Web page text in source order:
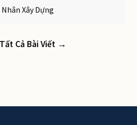
Xây Dựng
Cả Bài Viết →